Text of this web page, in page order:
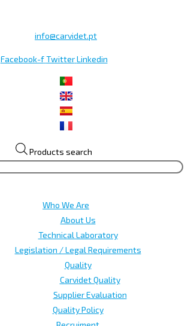
info@carvidet.pt
Facebook-f Twitter Linkedin
Products search
Who We Are
About Us
Technical Laboratory
Legislation / Legal Requirements
Quality
Carvidet Quality
Supplier Evaluation
Quality Policy